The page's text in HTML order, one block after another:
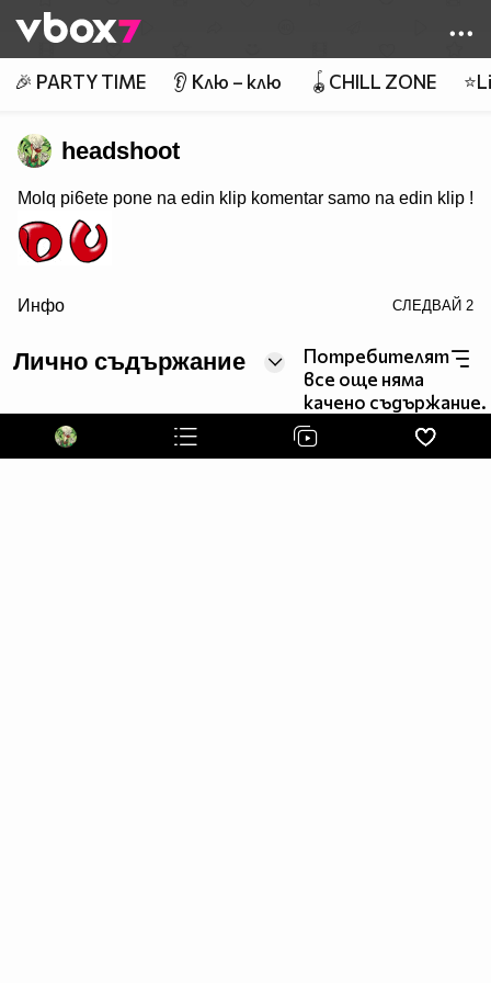
👾
🎉 PARTY TIME 👂 Клю – клю 🪀CHILL ZONE
headshoot
Molq pi6ete pone na edin klip komentar samo na edin klip !
border=0>
Инфо СЛЕДВАЙ 2
Лично съдържание
Потребителят
все още няма
качено съдържание.